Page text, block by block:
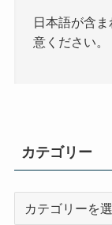
日本語が含
意ください。
カテゴリー